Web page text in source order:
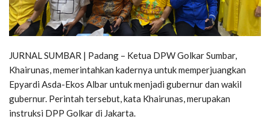
JURNAL SUMBAR | Padang – Ketua DPW Golkar Sumbar,
Khairunas, memerintahkan kadernya untuk memperjuangkan
Epyardi Asda-Ekos Albar untuk menjadi gubernur dan wakil
gubernur. Perintah tersebut, kata Khairunas, merupakan
instruksi DPP Golkar di Jakarta.